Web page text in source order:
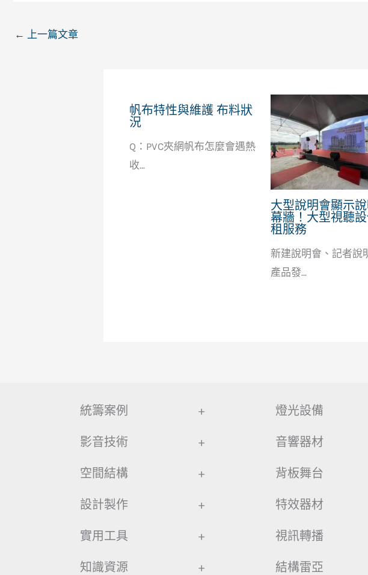
← 上一篇文章
帆布特性與維護 布料狀
況
Q：PVC夾網帆布怎麼會遇熱
收...
大型說明會顯示
幕牆！大型視聽
租服務
新建說明會、記者說
產品發...
統籌案例 +
影音技術 +
空間結構 +
設計製作 +
實用工具 +
知識資源 +
燈光設備
音響器材
背板舞台
特效器材
視訊轉播
結構雷亞